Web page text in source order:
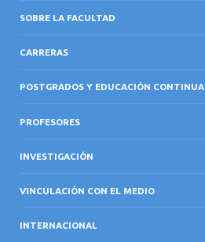
SOBRE LA FACULTAD
CARRERAS
POSTGRADOS Y EDUCACIÓN CONTINUA
PROFESORES
INVESTIGACIÓN
VINCULACIÓN CON EL MEDIO
INTERNACIONAL